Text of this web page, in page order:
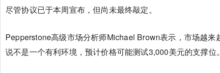
尽管协议已于本周宣布，但尚未最终敲定。
Pepperstone高级市场分析师Michael Brown表示，市场越
说不是一个有利环境，预计价格可能测试3,000美元的支撑位